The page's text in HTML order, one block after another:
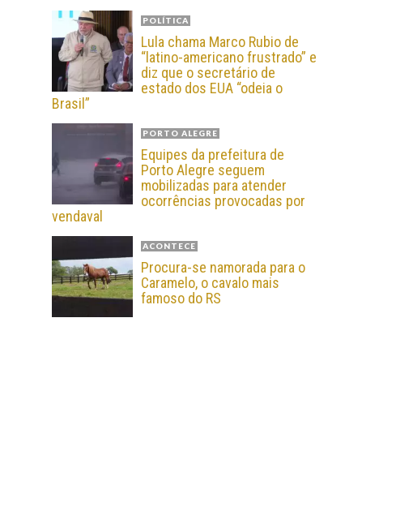
POLÍTICA
Lula chama Marco Rubio de
“latino-americano frustrado” e
diz que o secretário de
estado dos EUA “odeia o
Brasil”
PORTO ALEGRE
Equipes da prefeitura de
Porto Alegre seguem
mobilizadas para atender
ocorrências provocadas por
vendaval
ACONTECE
Procura-se namorada para o
Caramelo, o cavalo mais
famoso do RS